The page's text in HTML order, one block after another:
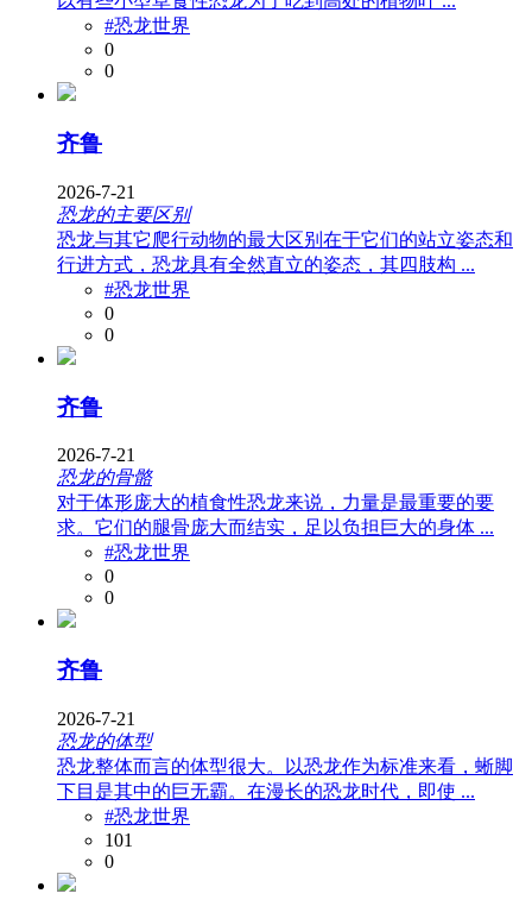
#恐龙世界
0
0
齐鲁
2026-7-21
恐龙的主要区别
恐龙与其它爬行动物的最大区别在于它们的站立姿态和
行进方式，恐龙具有全然直立的姿态，其四肢构 ...
#恐龙世界
0
0
齐鲁
2026-7-21
恐龙的骨骼
对于体形庞大的植食性恐龙来说，力量是最重要的要
求。它们的腿骨庞大而结实，足以负担巨大的身体 ...
#恐龙世界
0
0
齐鲁
2026-7-21
恐龙的体型
恐龙整体而言的体型很大。以恐龙作为标准来看，蜥脚
下目是其中的巨无霸。在漫长的恐龙时代，即使 ...
#恐龙世界
101
0